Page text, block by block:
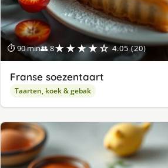
⏱ 90 min👥 8★★★★☆ 4.05 (20)
Franse soezentaart
Taarten, koek & gebak